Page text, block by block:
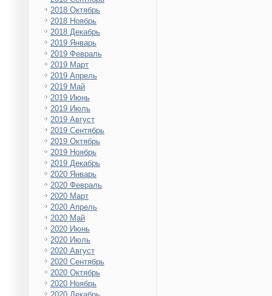
2018 Октябрь
2018 Ноябрь
2018 Декабрь
2019 Январь
2019 Февраль
2019 Март
2019 Апрель
2019 Май
2019 Июнь
2019 Июль
2019 Август
2019 Сентябрь
2019 Октябрь
2019 Ноябрь
2019 Декабрь
2020 Январь
2020 Февраль
2020 Март
2020 Апрель
2020 Май
2020 Июнь
2020 Июль
2020 Август
2020 Сентябрь
2020 Октябрь
2020 Ноябрь